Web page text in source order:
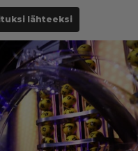
lähteeksi